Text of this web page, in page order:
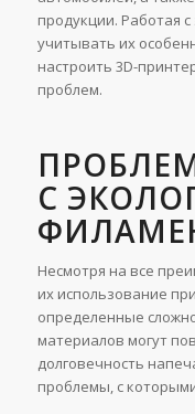
продукции. Работая
учитывать их
настроить 3D-
проблем.
С
Несмотря на все
их использование
определенные
материалов могут
долговечность
проблемы, с